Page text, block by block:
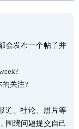
会发布一个帖子并
关注?
道、社论、照片等
围绕问题提交自己